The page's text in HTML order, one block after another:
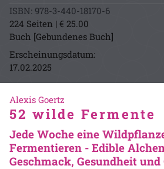
ISBN: 978-3-440-18170-6
224 Seiten | € 25.00
Buch [Gebundenes Buch]
Erscheinungsdatum:
17.02.2025
Alexis Goertz
52 wilde Fermente
Jede Woche eine
Fermentieren - Edible
Geschmack, Gesundheit